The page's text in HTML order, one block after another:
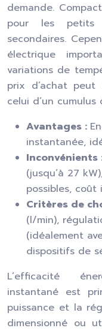
demande.
pour les petits
secondaires.
électrique
variations de
prix d’achat
celui d’un
Avantages :
instantanée,
Inconvénients
(jusqu’à 27
possibles,
Critères de
(l/min),
(idéalement
dispositifs de
L’efficacité
instantané est
puissance et la
dimensionné ou